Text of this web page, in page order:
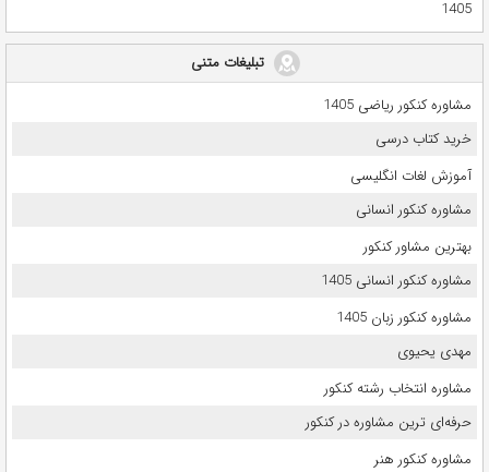
1405
تبلیغات متنی
مشاوره کنکور ریاضی 1405
خرید کتاب درسی
آموزش لغات انگلیسی
مشاوره کنکور انسانی
بهترین مشاور کنکور
مشاوره کنکور انسانی 1405
مشاوره کنکور زبان 1405
مهدی یحیوی
مشاوره انتخاب رشته کنکور
حرفه‌ای ترین مشاوره در کنکور
مشاوره کنکور هنر